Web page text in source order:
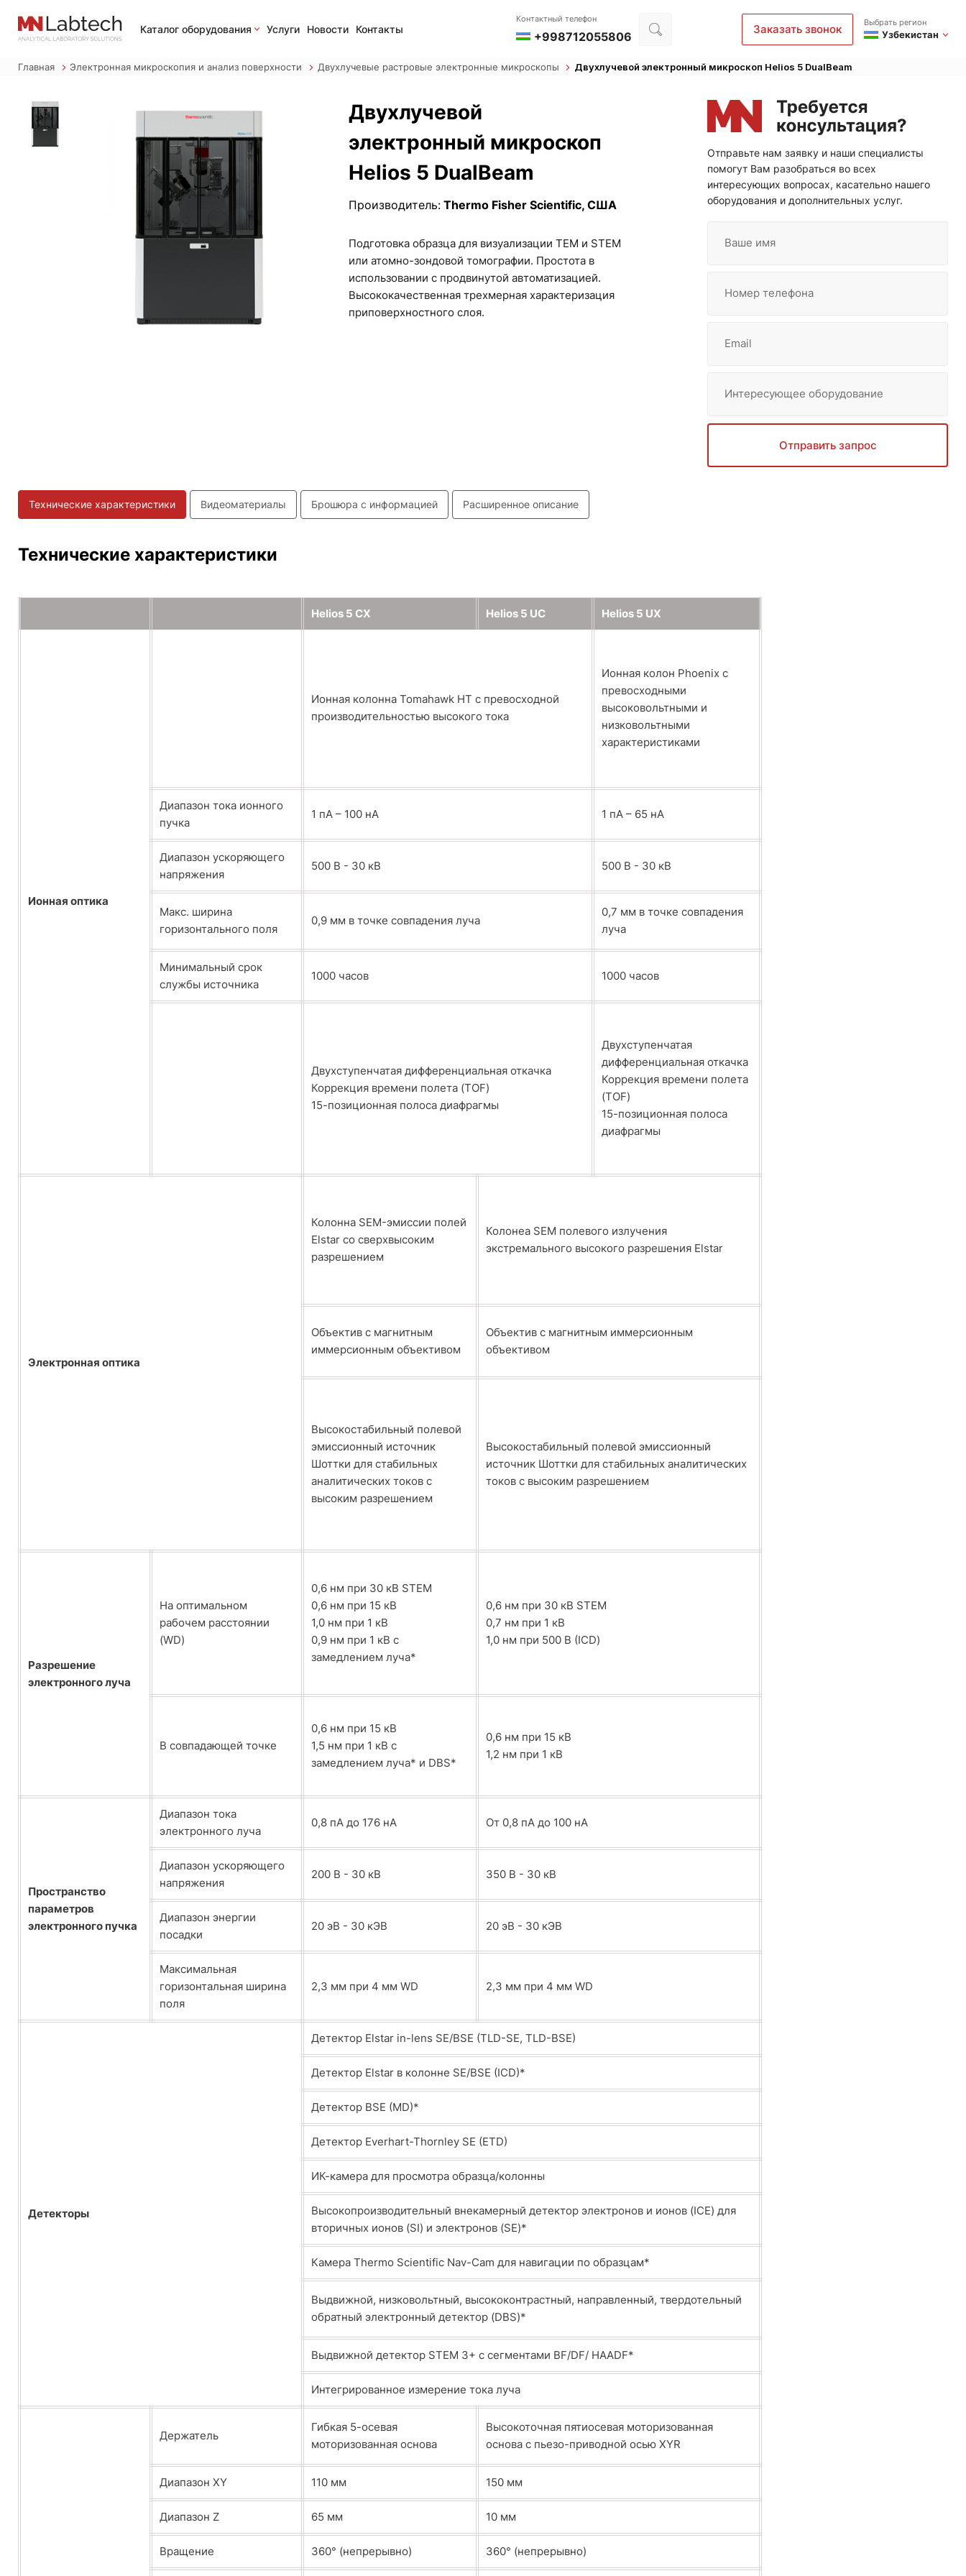
Каталог оборудования Услуги Новости Контакты
Контактный телефон
+998712055806
Заказать звонок Выбрать регион
Узбекистан
Главная Электронная микроскопия и анализ поверхности Двухлучевые растровые электронные микроскопы Двухлучевой электронный микроскоп Helios 5 DualBeam
Двухлучевой
электронный микроскоп
Helios 5 DualBeam
Производитель: Thermo Fisher Scientific, США
Подготовка образца для визуализации TEM и STEM
или атомно-зондовой томографии. Простота в
использовании с продвинутой автоматизацией.
Высококачественная трехмерная характеризация
приповерхностного слоя.
Отправьте нам заявку и наши специалисты
помогут Вам разобраться во всех
интересующих вопросах, касательно нашего
оборудования и дополнительных услуг.
Ваше имя
Номер телефона
Email
Интересующее оборудование
Отправить запрос
Технические характеристики Видеоматериалы Брошюра с информацией Расширенное описание
Технические характеристики
Helios 5 CX Helios 5 UC Helios 5 UX
Ионная оптика
Ионная колонна Tomahawk HT с превосходной
производительностью высокого тока
Ионная колон Phoenix с
превосходными
высоковольтными и
низковольтными
характеристиками
Диапазон тока ионного
пучка
1 пА – 100 нА 1 пА – 65 нА
Диапазон ускоряющего
напряжения
500 В - 30 кВ 500 В - 30 кВ
Макс. ширина
горизонтального поля
0,9 мм в точке совпадения луча
0,7 мм в точке совпадения
луча
Минимальный срок
службы источника
1000 часов 1000 часов
Двухступенчатая дифференциальная откачка
Коррекция времени полета (TOF)
15-позиционная полоса диафрагмы
Двухступенчатая
дифференциальная откачка
Коррекция времени полета
(TOF)
15-позиционная полоса
диафрагмы
Электронная оптика
Колонна SEM-эмиссии полей
Elstar со сверхвысоким
разрешением
Колонеа SEM полевого излучения
экстремального высокого разрешения Elstar
Объектив с магнитным
иммерсионным объективом
Объектив с магнитным иммерсионным
объективом
Высокостабильный полевой
эмиссионный источник
Шоттки для стабильных
аналитических токов с
высоким разрешением
Высокостабильный полевой эмиссионный
источник Шоттки для стабильных аналитических
токов с высоким разрешением
Разрешение
электронного луча
На оптимальном
рабочем расстоянии
(WD)
0,6 нм при 30 кВ STEM
0,6 нм при 15 кВ
1,0 нм при 1 кВ
0,9 нм при 1 кВ с
замедлением луча*
0,6 нм при 30 кВ STEM
0,7 нм при 1 кВ
1,0 нм при 500 В (ICD)
В совпадающей точке
0,6 нм при 15 кВ
1,5 нм при 1 кВ с
замедлением луча* и DBS*
0,6 нм при 15 кВ
1,2 нм при 1 кВ
Пространство
параметров
электронного пучка
Диапазон тока
электронного луча
0,8 пА до 176 нА От 0,8 пА до 100 нА
Диапазон ускоряющего
напряжения
200 В - 30 кВ 350 В - 30 кВ
Диапазон энергии
посадки
20 эВ - 30 кЭВ 20 эВ - 30 кЭВ
Максимальная
горизонтальная ширина
поля
2,3 мм при 4 мм WD 2,3 мм при 4 мм WD
Детекторы
Детектор Elstar in-lens SE/BSE (TLD-SE, TLD-BSE)
Детектор Elstar в колонне SE/BSE (ICD)*
Детектор BSE (MD)*
Детектор Everhart-Thornley SE (ETD)
ИК-камера для просмотра образца/колонны
Высокопроизводительный внекамерный детектор электронов и ионов (ICE) для
вторичных ионов (SI) и электронов (SE)*
Камера Thermo Scientific Nav-Cam для навигации по образцам*
Выдвижной, низковольтный, высококонтрастный, направленный, твердотельный
обратный электронный детектор (DBS)*
Выдвижной детектор STEM 3+ с сегментами BF/DF/ HAADF*
Интегрированное измерение тока луча
Держатель
Гибкая 5-осевая
моторизованная основа
Высокоточная пятиосевая моторизованная
основа с пьезо-приводной осью XYR
Диапазон XY 110 мм 150 мм
Диапазон Z 65 мм 10 мм
Вращение 360° (непрерывно) 360° (непрерывно)